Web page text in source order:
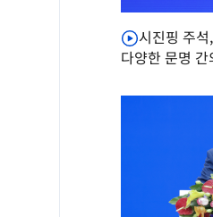
시진핑 주
다양한 문명